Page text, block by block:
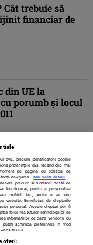
trebuie să
financiar de
din UE la
porumb şi locul
dvs., precum identificatorii cookie
preferințele dvs. făcând clic mai
pe pagina cu politica de
navigarea.
Mai multe detalii
precum si furnizorii nostri de
functioneze, pentru a personaliza
profilul dvs., pentru a va oferi
website. Beneficiati de drepturile
personal. Aceste drepturi pot fi
folosirea tuturor Tehnologiilor de
informatiilor de catre Vendor-ii cu
puteti schimba preferintele in mod
ului.
oferi: